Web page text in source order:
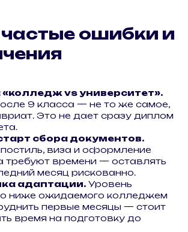
ошибки и
vs университет».
9 класса — не то же самое,
Это не дает сразу диплом
сбора документов.
виза и оформление
требуют времени — оставлять
месяц рискованно.
адаптации. Уровень
ниже ожидаемого колледжем
первые месяцы — стоит
время на подготовку до